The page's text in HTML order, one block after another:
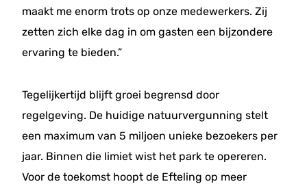
maakt me enorm trots op onze medewerkers. Zij
zetten zich elke dag in om gasten een bijzondere
ervaring te bieden.”
Tegelijkertijd blijft groei begrensd door
regelgeving. De huidige natuurvergunning stelt
een maximum van 5 miljoen unieke bezoekers per
jaar. Binnen die limiet wist het park te opereren.
Voor de toekomst hoopt de Efteling op meer